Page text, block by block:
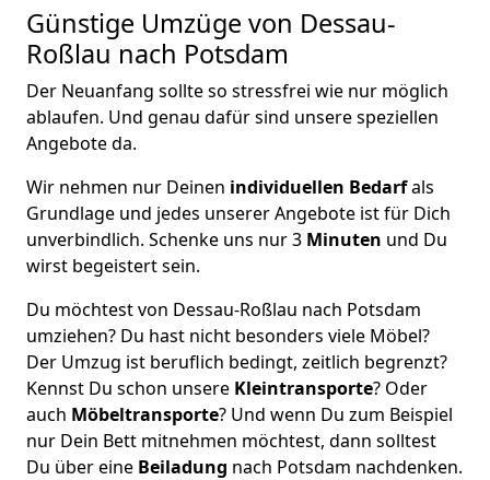
Günstige Umzüge von Dessau-
Roßlau nach Potsdam
Der Neuanfang sollte so stressfrei wie nur möglich
ablaufen. Und genau dafür sind unsere speziellen
Angebote da.
Wir nehmen nur Deinen individuellen Bedarfals
Grundlage und jedes unserer Angebote ist für Dich
unverbindlich. Schenke uns nur 3 Minuten und Du
wirst begeistert sein.
Du möchtest von Dessau-Roßlau nach Potsdam
umziehen? Du hast nicht besonders viele Möbel?
Der Umzug ist beruflich bedingt, zeitlich begrenzt?
Kennst Du schon unsere Kleintransporte? Oder
auch Möbeltransporte? Und wenn Du zum Beispiel
nur Dein Bett mitnehmen möchtest, dann solltest
Du über eine Beiladung nach Potsdam nachdenken.